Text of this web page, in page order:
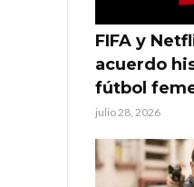
FIFA y
acuerdo
fútbol
julio 28, 2026